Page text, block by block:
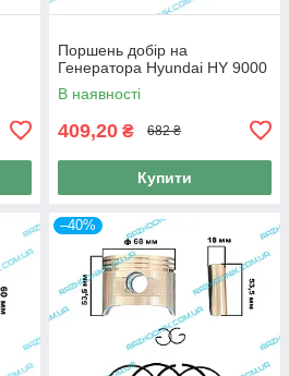
Поршень добір на
Генератора Hyundai HY 9000
В наявності
409,20 ₴ 682 ₴
Купити
–40%